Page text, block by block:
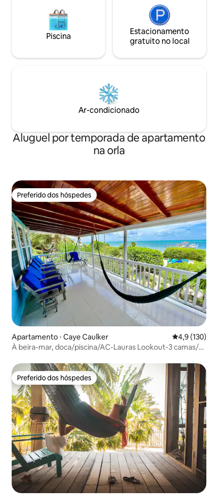
Piscina
Estacionamento
gratuito no local
Ar-condicionado
Aluguel por temporada de apartamento
na orla
Preferido dos hóspedes
Preferido dos hóspedes
Apartamento ⋅ Caye Caulker 4,9 de uma
4,9 (130)
À beira-mar, doca/piscina/AC-Lauras Lookout-3 camas/2
Preferido dos hóspedes
Preferido dos hóspedes